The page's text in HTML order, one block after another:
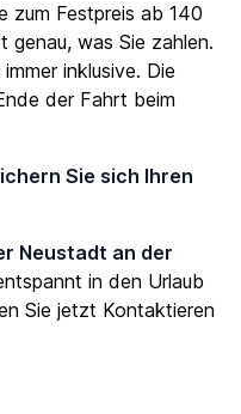
zum Festpreis ab 140
genau, was Sie zahlen.
inklusive. Die
der Fahrt beim
Sie sich Ihren
Neustadt an der
in den Urlaub
Sie jetzt Kontaktieren